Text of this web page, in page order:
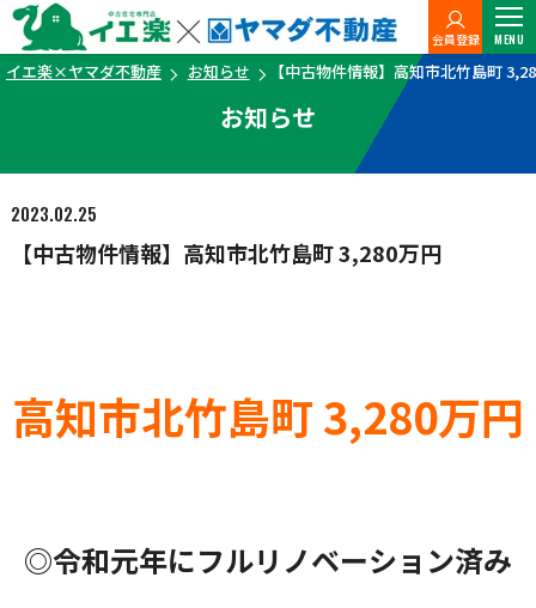
会員登録 MENU
イエ楽×ヤマダ不動産 お知らせ 【中古物件情報】高知市北竹島町
お知らせ
2023.02.25
【中古物件情報】高知市北竹島町 3,280万円
高知市北竹島町 3,280万円
◎令和元年にフルリノベーション済み